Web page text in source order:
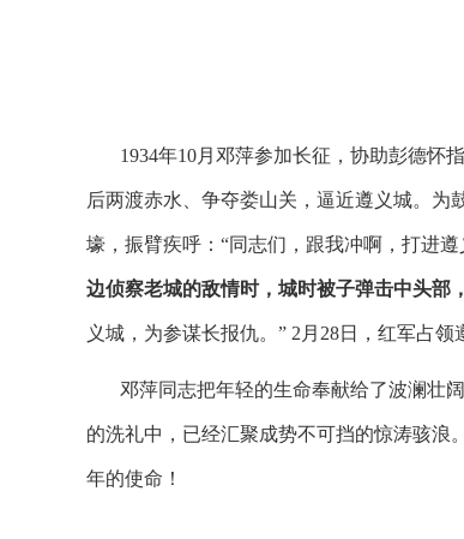
1934年10月邓萍参加长征，协助彭德怀
后两渡赤水、争夺娄山关，逼近遵义城。为
壕，振臂疾呼：“同志们，跟我冲啊，打进
边侦察老城的敌情时，城时被子弹击中头部
义城，为参谋长报仇。” 2 月 28日，红军占领
邓萍同志把年轻的生命奉献给了波澜壮
的洗礼中，已经汇聚成势不可挡的惊涛骇浪
年的使命！